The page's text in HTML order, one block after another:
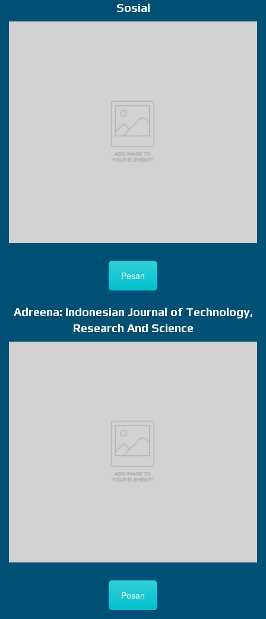
Sosial
Pesan
Adreena: Indonesian Journal of Technology,
Research And Science
Pesan